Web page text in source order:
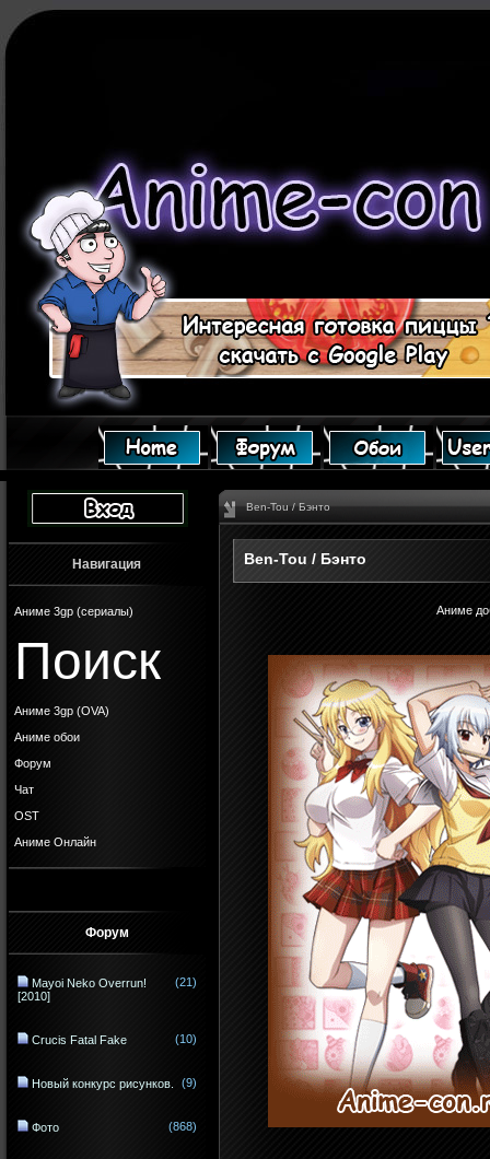
Навигация
Аниме 3gp (сериалы)
Поиск
Аниме 3gp (OVA)
Аниме обои
Форум
Чат
OST
Аниме Онлайн
Форум
Mayoi Neko Overrun!
[2010]
(21)
Crucis Fatal Fake (10)
Новый конкурс рисунков. (9)
Фото (868)
Ben-Tou / Бэнто
Ben-Tou / Бэнто
Аниме